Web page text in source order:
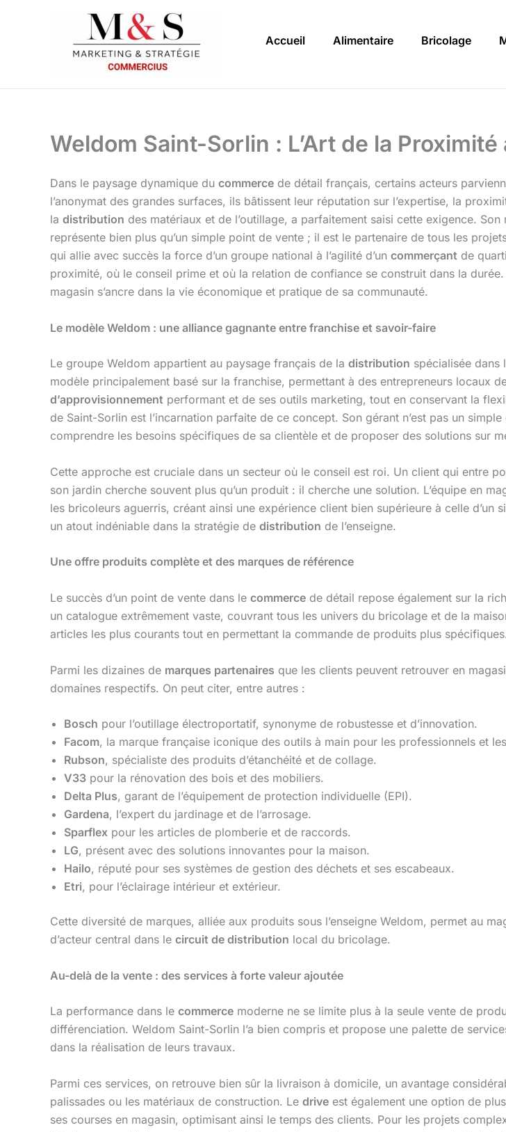
Accueil Alimentaire Bricolage
Weldom Saint-Sorlin : L’Art de la
Dans le paysage dynamique du commerce de détail français, certains acteurs
l’anonymat des grandes surfaces, ils bâtissent leur réputation sur l’expertise, la
la distribution des matériaux et de l’outillage, a parfaitement saisi cette exigence.
représente bien plus qu’un simple point de vente ; il est le partenaire de tous les
qui allie avec succès la force d’un groupe national à l’agilité d’un commerçant de
proximité, où le conseil prime et où la relation de confiance se construit dans la
magasin s’ancre dans la vie économique et pratique de sa communauté.
Le modèle Weldom : une alliance gagnante entre franchise et savoir-faire
Le groupe Weldom appartient au paysage français de la distribution spécialisée dans
modèle principalement basé sur la franchise, permettant à des entrepreneurs locaux
d’approvisionnement performant et de ses outils marketing, tout en conservant la
de Saint-Sorlin est l’incarnation parfaite de ce concept. Son gérant n’est pas un
comprendre les besoins spécifiques de sa clientèle et de proposer des solutions sur
Cette approche est cruciale dans un secteur où le conseil est roi. Un client qui entre
son jardin cherche souvent plus qu’un produit : il cherche une solution. L’équipe en
les bricoleurs aguerris, créant ainsi une expérience client bien supérieure à celle d’un
un atout indéniable dans la stratégie de distribution de l’enseigne.
Une offre produits complète et des marques de référence
Le succès d’un point de vente dans le commerce de détail repose également sur la
un catalogue extrêmement vaste, couvrant tous les univers du bricolage et de la
articles les plus courants tout en permettant la commande de produits plus spécifiques.
Parmi les dizaines de marques partenaires que les clients peuvent retrouver en
domaines respectifs. On peut citer, entre autres :
Bosch pour l’outillage électroportatif, synonyme de robustesse et d’innovation.
Facom, la marque française iconique des outils à main pour les professionnels et
Rubson, spécialiste des produits d’étanchéité et de collage.
V33 pour la rénovation des bois et des mobiliers.
Delta Plus, garant de l’équipement de protection individuelle (EPI).
Gardena, l’expert du jardinage et de l’arrosage.
Sparflex pour les articles de plomberie et de raccords.
LG, présent avec des solutions innovantes pour la maison.
Hailo, réputé pour ses systèmes de gestion des déchets et ses escabeaux.
Etri, pour l’éclairage intérieur et extérieur.
Cette diversité de marques, alliée aux produits sous l’enseigne Weldom, permet au
d’acteur central dans le circuit de distribution local du bricolage.
Au-delà de la vente : des services à forte valeur ajoutée
La performance dans le commerce moderne ne se limite plus à la seule vente de
différenciation. Weldom Saint-Sorlin l’a bien compris et propose une palette de
dans la réalisation de leurs travaux.
Parmi ces services, on retrouve bien sûr la livraison à domicile, un avantage
palissades ou les matériaux de construction. Le drive est également une option de
ses courses en magasin, optimisant ainsi le temps des clients. Pour les projets